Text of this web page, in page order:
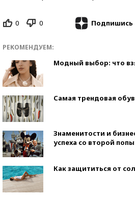
0 0 Подпишись
РЕКОМЕНДУЕМ:
Модный выбор: что
Самая трендовая
Знаменитости и
успеха со второй
Как защититься от